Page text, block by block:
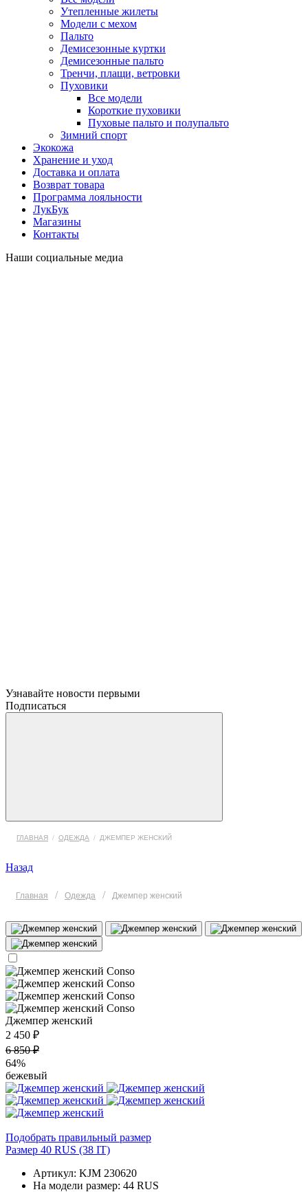
Утепленные жилеты
Модели с мехом
Пальто
Демисезонные куртки
Демисезонные пальто
Тренчи, плащи, ветровки
Пуховики
Все модели
Короткие пуховики
Пуховые пальто и полупальто
Зимний спорт
Экокожа
Хранение и уход
Доставка и оплата
Возврат товара
Программа лояльности
ЛукБук
Магазины
Контакты
Наши социальные медиа
Узнавайте новости первыми
Подписаться
ГЛАВНАЯ / ОДЕЖДА / ДЖЕМПЕР ЖЕНСКИЙ
Назад
Главная / Одежда / Джемпер женский
Джемпер женский
2 450 ₽
6 850 ₽
64%
бежевый
Подобрать правильный размер
Размер 40 RUS (38 IT)
Артикул: KJM 230620
На модели размер: 44 RUS